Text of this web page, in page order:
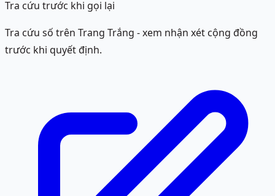
Tra cứu trước khi gọi lại
Tra cứu số trên Trang Trắng - xem nhận xét cộng đồng
trước khi quyết định.